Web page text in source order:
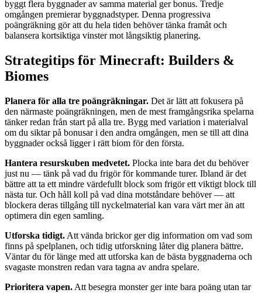
byggt flera byggnader av samma material ger bonus. Tredje
omgången premierar byggnadstyper. Denna progressiva
poängräkning gör att du hela tiden behöver tänka framåt och
balansera kortsiktiga vinster mot långsiktig planering.
Strategitips för Minecraft: Builders &
Biomes
Planera för alla tre poängräkningar. Det är lätt att fokusera på
den närmaste poängräkningen, men de mest framgångsrika spelarna
tänker redan från start på alla tre. Bygg med variation i materialval
om du siktar på bonusar i den andra omgången, men se till att dina
byggnader också ligger i rätt biom för den första.
Hantera resurskuben medvetet. Plocka inte bara det du behöver
just nu — tänk på vad du frigör för kommande turer. Ibland är det
bättre att ta ett mindre värdefullt block som frigör ett viktigt block till
nästa tur. Och håll koll på vad dina motståndare behöver — att
blockera deras tillgång till nyckelmaterial kan vara värt mer än att
optimera din egen samling.
Utforska tidigt. Att vända brickor ger dig information om vad som
finns på spelplanen, och tidig utforskning låter dig planera bättre.
Väntar du för länge med att utforska kan de bästa byggnaderna och
svagaste monstren redan vara tagna av andra spelare.
Prioritera vapen. Att besegra monster ger inte bara poäng utan tar